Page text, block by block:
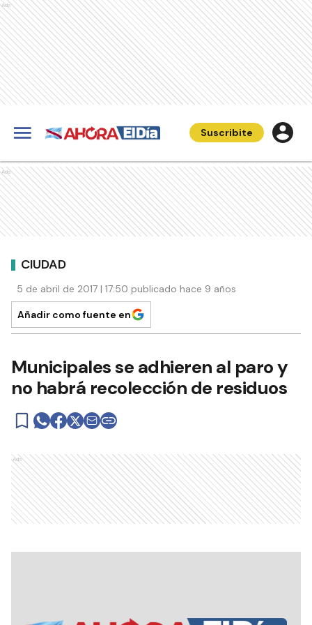
Ads
Suscribite
Ads
CIUDAD
5 de abril de 2017 | 17:50 publicado hace 9 años
Añadir como fuente en
Municipales se adhieren al paro y
no habrá recolección de residuos
Ads